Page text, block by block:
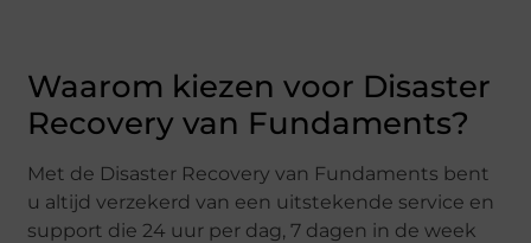
Waarom kiezen voor Disaster
Recovery van Fundaments?
Met de Disaster Recovery van Fundaments bent
u altijd verzekerd van een uitstekende service en
support die 24 uur per dag, 7 dagen in de week